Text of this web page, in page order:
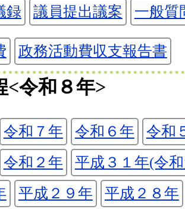
録 議員提出議案 一般質
政務活動費収支報告書
<令和８年>
令和７年 令和６年
令和
令和２年
平成３１年(令
平成２９年
平成２８年